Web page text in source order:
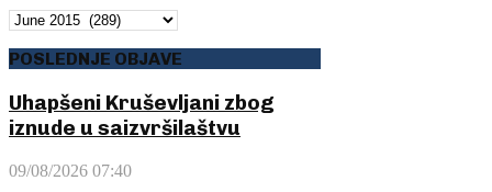
ARHIVA
POSLEDNJE OBJAVE
Uhapšeni Kruševljani zbog
iznude u saizvršilaštvu
09/08/2026 07:40